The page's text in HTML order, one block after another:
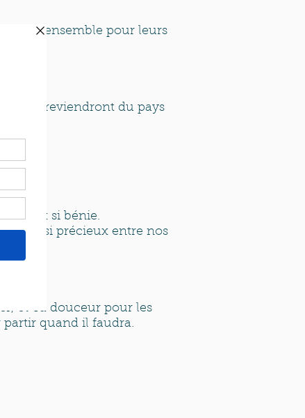
prier ensemble pour leurs
Ils reviendront du pays
et si bénie.
si précieux entre nos
et Ta douceur pour les
partir quand il faudra.